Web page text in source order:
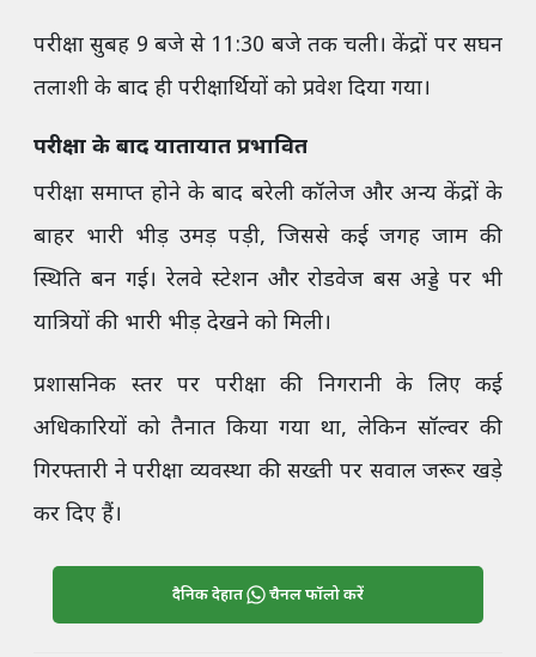
परीक्षा सुबह 9 बजे से 11:30 बजे तक चली। केंद्रों पर सघन
तलाशी के बाद ही परीक्षार्थियों को प्रवेश दिया गया।
परीक्षा के बाद यातायात प्रभावित
परीक्षा समाप्त होने के बाद बरेली कॉलेज और अन्य केंद्रों के
बाहर भारी भीड़ उमड़ पड़ी, जिससे कई जगह जाम की
स्थिति बन गई। रेलवे स्टेशन और रोडवेज बस अड्डे पर भी
यात्रियों की भारी भीड़ देखने को मिली।
प्रशासनिक स्तर पर परीक्षा की निगरानी के लिए कई
अधिकारियों को तैनात किया गया था, लेकिन सॉल्वर की
गिरफ्तारी ने परीक्षा व्यवस्था की सख्ती पर सवाल जरूर खड़े
कर दिए हैं।
दैनिक देहात चैनल फॉलो करें